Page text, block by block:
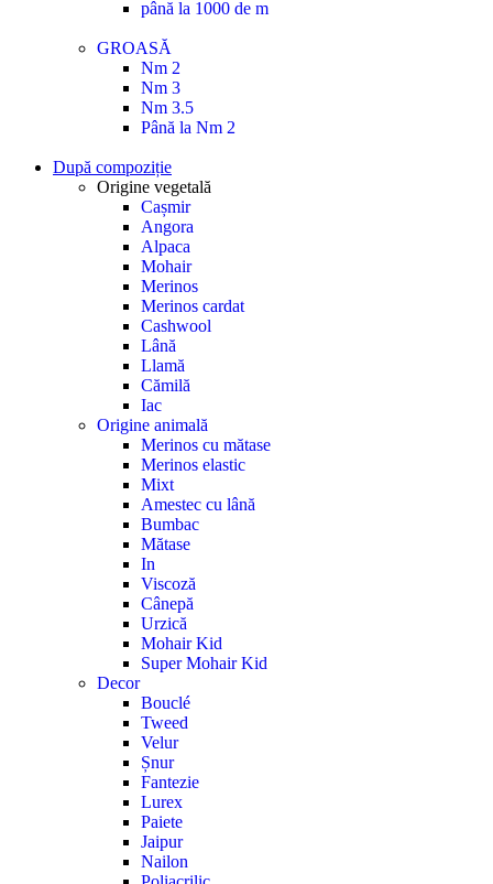
până la 1000 de m
GROASĂ
Nm 2
Nm 3
Nm 3.5
Până la Nm 2
După compoziție
Origine vegetală
Cașmir
Angora
Alpaca
Mohair
Merinos
Merinos cardat
Cashwool
Lână
Llamă
Cămilă
Iac
Origine animală
Merinos cu mătase
Merinos elastic
Mixt
Amestec cu lână
Bumbac
Mătase
In
Viscoză
Cânepă
Urzică
Mohair Kid
Super Mohair Kid
Decor
Bouclé
Tweed
Velur
Șnur
Fantezie
Lurex
Paiete
Jaipur
Nailon